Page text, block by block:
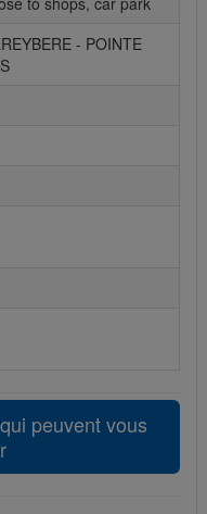
votre expérience
- POINTE
peuvent vous